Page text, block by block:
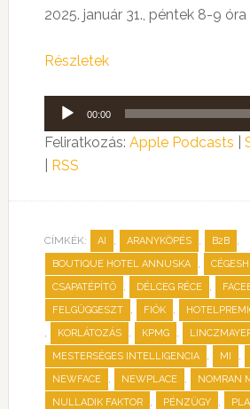
2025. január 31., péntek 8-9 óra
Részletek
Audió
lejátszó
00:00
Feliratkozás: Apple Podcasts
RSS
CÍMKÉK: AI , ARANYKÖPÉS , B2B ,
BOUTIQUE HOTEL ANNUSKA ,
CSAPATÉPÍTŐ , DÉLCEG RÉCE ,
FELGÜGGESZT , FIÓK ,
, KORLÁTOZÁS , KPMG ,
MESTERSÉGES INTELLIGENCIA , MI ,
NEWFACE , NEWPLACE , NOMRAN
NULLADIK FAKTOR , PÉNZÜGY ,